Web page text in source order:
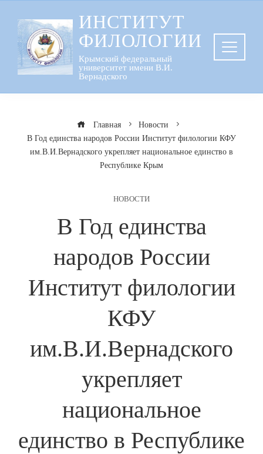
содержанию
ИНСТИТУТ
ФИЛОЛОГИИ
Крымский федеральный
университет имени В.И.
Вернадского
Главная
Новости
В Год единства народов России Институт филологии КФУ
им.В.И.Вернадского укрепляет национальное единство в
Республике Крым
НОВОСТИ
В Год единства
народов России
Институт филологии
КФУ
им.В.И.Вернадского
укрепляет
национальное
единство в Республике